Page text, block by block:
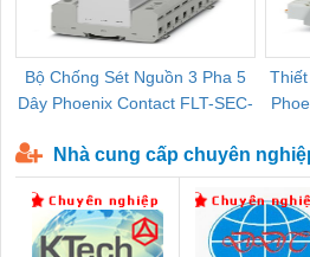
Bộ Chống Sét Nguồn 3 Pha 5
Dây Phoenix Contact FLT-SEC-
Nhà cung cấp chuyên